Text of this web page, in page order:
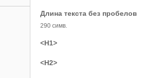
Длина текста без пробелов
290 симв.
<H1>
<H2>